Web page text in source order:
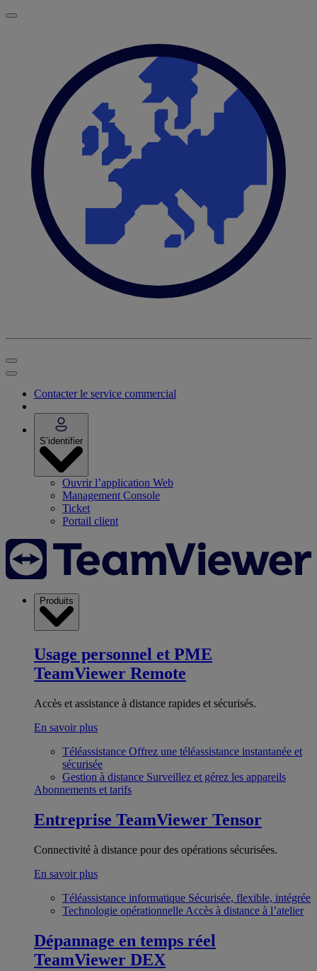
Contacter le service commercial
S’identifier
Ouvrir l’application Web
Management Console
Ticket
Portail client
Produits
Usage personnel et PME
TeamViewer Remote
Accès et assistance à distance rapides et sécurisés.
En savoir plus
Téléassistance Offrez une téléassistance instantanée et
sécurisée
Gestion à distance Surveillez et gérez les appareils
Abonnements et tarifs
Entreprise TeamViewer Tensor
Connectivité à distance pour des opérations sécurisées.
En savoir plus
Téléassistance informatique Sécurisée, flexible, intégrée
Technologie opérationnelle Accès à distance à l’atelier
Dépannage en temps réel
TeamViewer DEX